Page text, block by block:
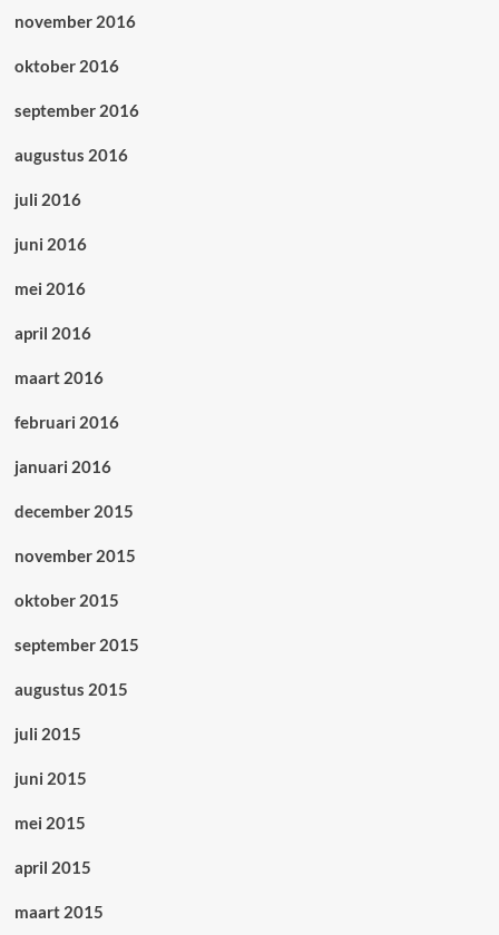
november 2016
oktober 2016
september 2016
augustus 2016
juli 2016
juni 2016
mei 2016
april 2016
maart 2016
februari 2016
januari 2016
december 2015
november 2015
oktober 2015
september 2015
augustus 2015
juli 2015
juni 2015
mei 2015
april 2015
maart 2015